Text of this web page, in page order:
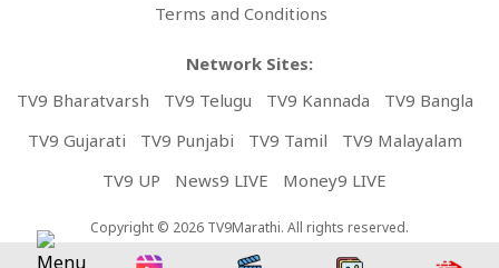
Terms and Conditions
Network Sites:
TV9 Bharatvarsh
TV9 Telugu TV9 Kannada
TV9 Bangla
TV9 Gujarati
TV9 Punjabi TV9 Tamil
TV9 Malayalam
TV9 UP
News9 LIVE Money9 LIVE
Copyright © 2026 TV9Marathi. All rights reserved.